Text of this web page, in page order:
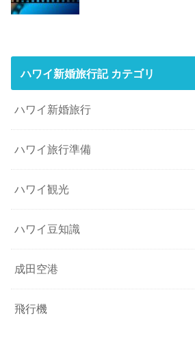
ハワイ新婚旅行記 カテゴリ
ハワイ新婚旅行
ハワイ旅行準備
ハワイ観光
ハワイ豆知識
成田空港
飛行機